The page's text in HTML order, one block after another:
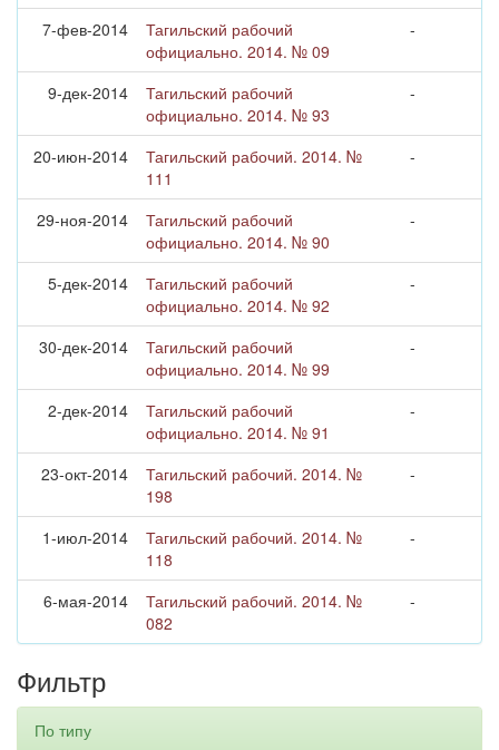
7-фев-2014
Тагильский рабочий
официально. 2014. № 09
-
9-дек-2014
Тагильский рабочий
официально. 2014. № 93
-
20-июн-2014
Тагильский рабочий. 2014. №
111
-
29-ноя-2014
Тагильский рабочий
официально. 2014. № 90
-
5-дек-2014
Тагильский рабочий
официально. 2014. № 92
-
30-дек-2014
Тагильский рабочий
официально. 2014. № 99
-
2-дек-2014
Тагильский рабочий
официально. 2014. № 91
-
23-окт-2014
Тагильский рабочий. 2014. №
198
-
1-июл-2014
Тагильский рабочий. 2014. №
118
-
6-мая-2014
Тагильский рабочий. 2014. №
082
-
Фильтр
По типу